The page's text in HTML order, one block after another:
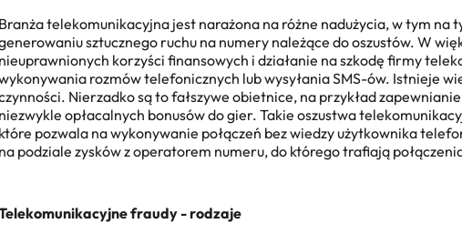
Branża telekomunikacyjna jest narażona na różne nadużycia, w tym na
sztucznego ruchu na numery należące do oszustów. W
nieuprawnionych korzyści finansowych i działanie na szkodę firmy
rozmów telefonicznych lub wysyłania SMS-ów. Istnieje
Nierzadko są to fałszywe obietnice, na przykład
niezwykle opłacalnych bonusów do gier. Takie oszustwa
które pozwala na wykonywanie połączeń bez wiedzy użytkownika
na podziale zysków z operatorem numeru, do którego trafiają
fraudy- rodzaje